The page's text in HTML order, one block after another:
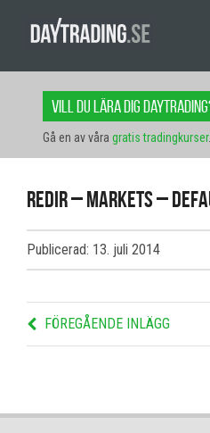
Vill du lära dig
Gå en av våra gratis tradingkurser.
redir – markets –
Publicerad: 13. juli 2014
FÖREGÅENDE INLÄGG